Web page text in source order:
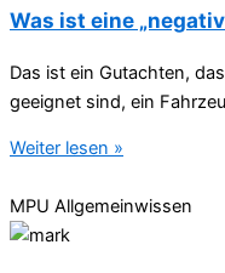
Was ist eine
Das ist ein Gutachten,
geeignet sind, ein
Weiter lesen »
MPU Allgemeinwissen